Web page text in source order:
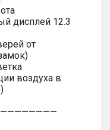
дисплей 12.3
от
воздуха в